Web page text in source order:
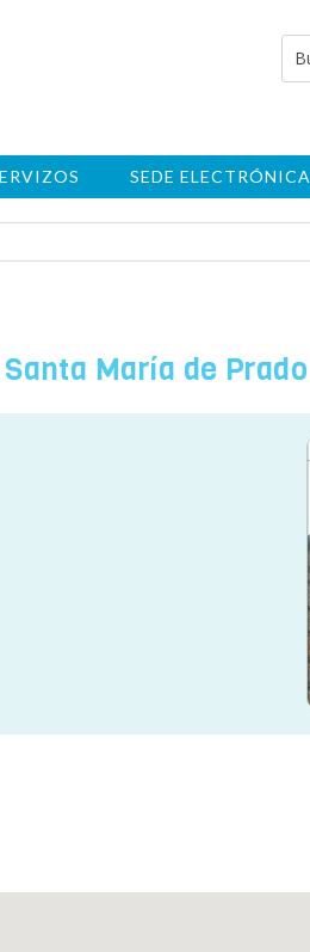
SEDE ELECTRÓNICA
María de Prado